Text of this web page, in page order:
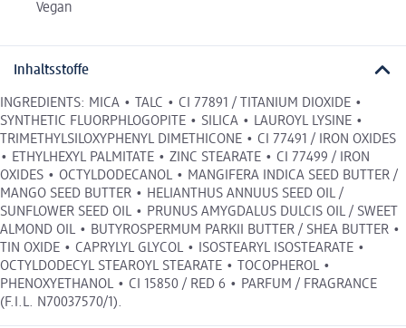
Vegan
Inhaltsstoffe
INGREDIENTS: MICA • TALC • CI 77891 / TITANIUM DIOXIDE •
SYNTHETIC FLUORPHLOGOPITE • SILICA • LAUROYL LYSINE •
TRIMETHYLSILOXYPHENYL DIMETHICONE • CI 77491 / IRON OXIDES
• ETHYLHEXYL PALMITATE • ZINC STEARATE • CI 77499 / IRON
OXIDES • OCTYLDODECANOL • MANGIFERA INDICA SEED BUTTER /
MANGO SEED BUTTER • HELIANTHUS ANNUUS SEED OIL /
SUNFLOWER SEED OIL • PRUNUS AMYGDALUS DULCIS OIL / SWEET
ALMOND OIL • BUTYROSPERMUM PARKII BUTTER / SHEA BUTTER •
TIN OXIDE • CAPRYLYL GLYCOL • ISOSTEARYL ISOSTEARATE •
OCTYLDODECYL STEAROYL STEARATE • TOCOPHEROL •
PHENOXYETHANOL • CI 15850 / RED 6 • PARFUM / FRAGRANCE
(F.I.L. N70037570/1).